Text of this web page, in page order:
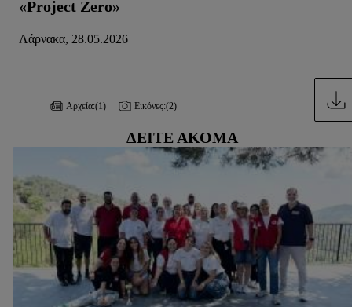
«Project Zero»
Λάρνακα, 28.05.2026
Αρχεία:(1) Εικόνες:(2)
ΔΕΊΤΕ ΑΚΌΜΑ